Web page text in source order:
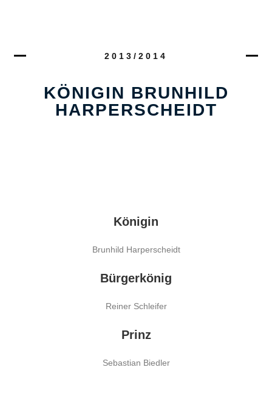
2013/2014
KÖNIGIN BRUNHILD
HARPERSCHEIDT
Königin
Brunhild Harperscheidt
Bürgerkönig
Reiner Schleifer
Prinz
Sebastian Biedler